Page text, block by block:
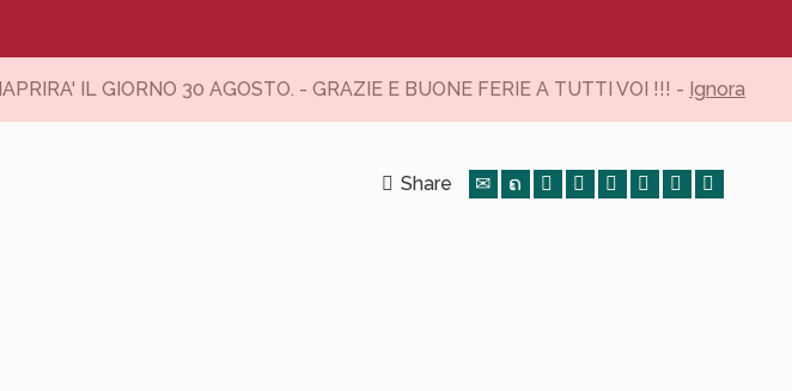
IL GIORNO 30 AGOSTO. - GRAZIE E BUONE FERIE A TUTTI VOI !!! - Ignora
Share